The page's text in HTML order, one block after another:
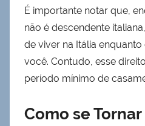
É importante notar que,
não é descendente
de viver na Itália
você. Contudo, esse
período mínimo de
Como se